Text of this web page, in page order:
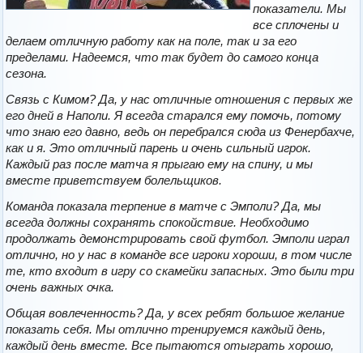
показатели. Мы
все сплочены и
делаем отличную работу как на поле, так и за его
пределами. Надеемся, что так будет до самого конца
сезона.
Связь с Кимом? Да, у нас отличные отношения с первых же
его дней в Наполи. Я всегда старался ему помочь, потому
что знаю его давно, ведь он перебрался сюда из Фенербахче,
как и я. Это отличный парень и очень сильный игрок.
Каждый раз после матча я прыгаю ему на спину, и мы
вместе приветствуем болельщиков.
Команда показала терпение в матче с Эмполи? Да, мы
всегда должны сохранять спокойствие. Необходимо
продолжать демонстрировать свой футбол. Эмполи играл
отлично, но у нас в команде все игроки хороши, в том числе
те, кто входит в игру со скамейки запасных. Это были три
очень важных очка.
Общая вовлеченность? Да, у всех ребят большое желание
показать себя. Мы отлично тренируемся каждый день,
каждый день вместе. Все пытаются отыграть хорошо,